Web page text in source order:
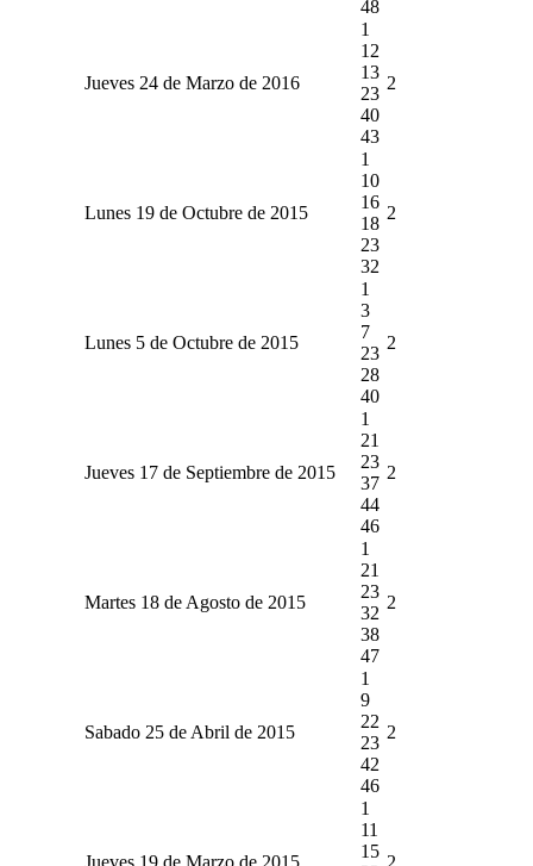
48
Jueves 24 de Marzo de 2016
1
12
13
23
40
43
2
Lunes 19 de Octubre de 2015
1
10
16
18
23
32
2
Lunes 5 de Octubre de 2015
1
3
7
23
28
40
2
Jueves 17 de Septiembre de 2015
1
21
23
37
44
46
2
Martes 18 de Agosto de 2015
1
21
23
32
38
47
2
Sabado 25 de Abril de 2015
1
9
22
23
42
46
2
Jueves 19 de Marzo de 2015
1
11
15
2